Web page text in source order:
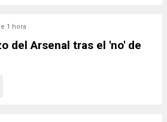
1 hora
del Arsenal tras el 'no' de